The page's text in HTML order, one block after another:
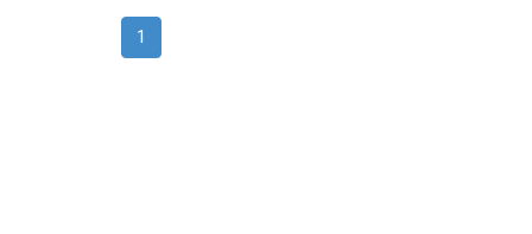
phường Thành Sen triển khai việc tiếp nhận hồ sơ
quả áp dụng, khả năng nhân rộng của sáng
1